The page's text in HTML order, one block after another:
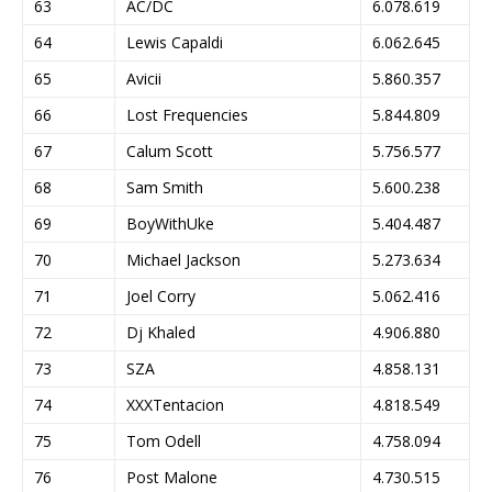
63 AC/DC
6.078.619
64
Lewis Capaldi
6.062.645
65
Avicii
5.860.357
66
Lost Frequencies
5.844.809
67
Calum Scott
5.756.577
68
Sam Smith
5.600.238
69
BoyWithUke
5.404.487
70
Michael Jackson
5.273.634
71
Joel Corry
5.062.416
72
Dj Khaled
4.906.880
73
SZA
4.858.131
74
XXXTentacion
4.818.549
75
Tom Odell
4.758.094
76
Post Malone 4.730.515